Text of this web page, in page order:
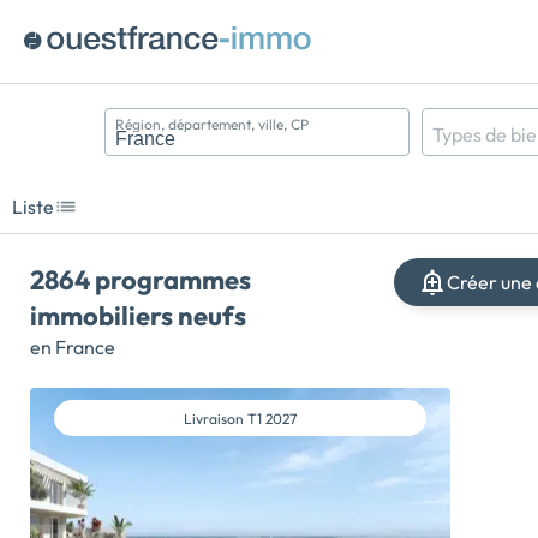
Région, département, ville, CP Types de
Liste
2864 programmes
immobiliers neufs
en France
Créer
Livraison T1 2027